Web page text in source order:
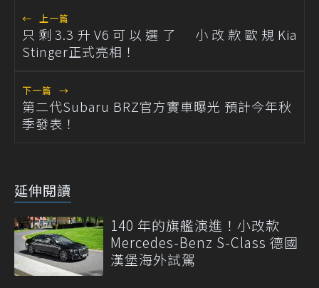
← 上一篇
只剩3.3升V6可以選了 小改款歐規Kia
Stinger正式亮相！
下一篇 →
第二代Subaru BRZ官方實車曝光 預計今年秋
季發表！
延伸閱讀
140 年的旗艦演進！小改款
Mercedes-Benz S-Class 德國
漢堡海外試駕